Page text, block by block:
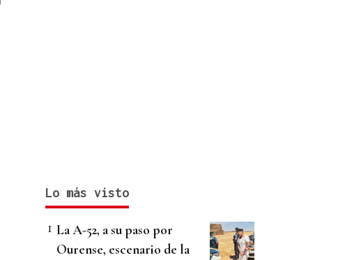
Lo más visto
La A-52, a su paso por
Ourense, escenario de la